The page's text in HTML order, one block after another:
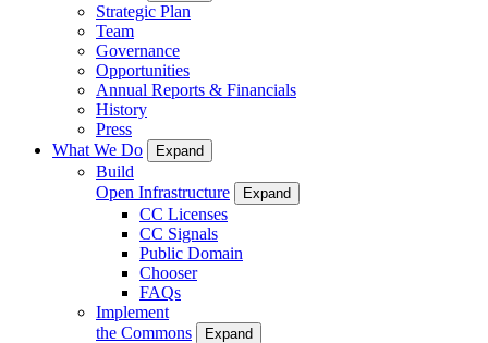
Strategic Plan
Team
Governance
Opportunities
Annual Reports & Financials
History
Press
What We Do
Expand
Build
Open Infrastructure
Expand
CC Licenses
CC Signals
Public Domain
Chooser
FAQs
Implement
the Commons
Expand